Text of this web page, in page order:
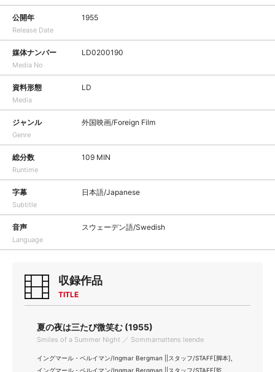
公開年
Release Date
1955
媒体ナンバー
Media No
LD0200190
資料形態
Media
LD
ジャンル
Genre
外国映画/Foreign Film
総分数
Runtime
109 MIN
字幕
Subtitle
日本語/Japanese
音声
Language
スウェーデン語/Swedish
収録作品
TITLE
夏の夜は三たび微笑む (1955)
Smiles of a Summer Night ／ Sommarnattens leende
イングマール・ベルイマン/Ingmar Bergman ||スタッフ/STAFF[脚本],
イングマール・ベルイマン/Ingmar Bergman ||スタッフ/STAFF[監